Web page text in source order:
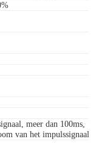
meer dan 100ms,
van het impulssignaal,